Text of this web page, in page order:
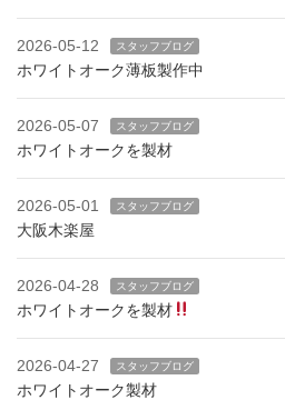
2026-05-12 スタッフブログ
ホワイトオーク薄板製作中
2026-05-07 スタッフブログ
ホワイトオークを製材
2026-05-01 スタッフブログ
大阪木楽屋
2026-04-28 スタッフブログ
ホワイトオークを製材
2026-04-27 スタッフブログ
ホワイトオーク製材